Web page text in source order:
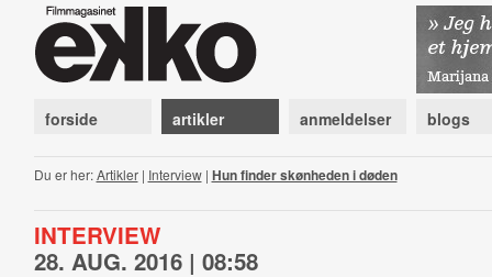
forside artikler anmeldelser blogs
Du er her:Artikler| Interview| Hun finder skønheden i døden
INTERVIEW
28. AUG. 2016 | 08:58